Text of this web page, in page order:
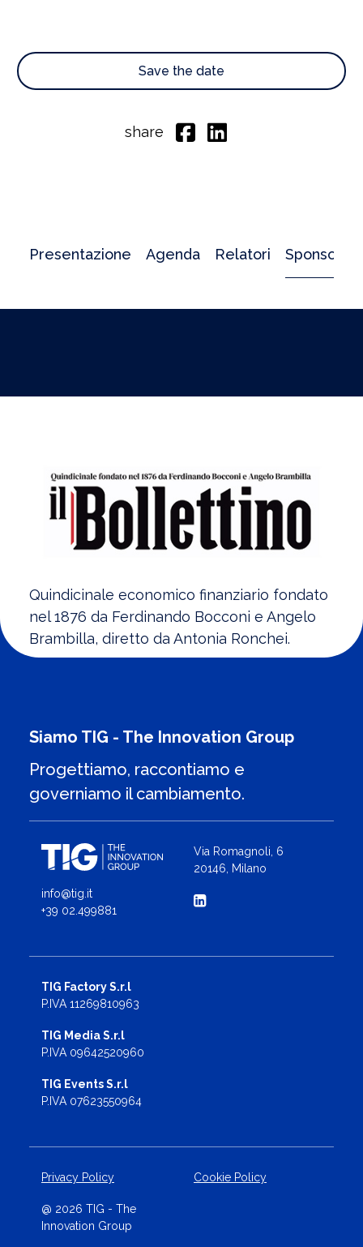
Save the date
share
Presentazione Agenda Relatori Sponsor
Quindicinale economico finanziario fondato
nel 1876 da Ferdinando Bocconi e Angelo
Brambilla, diretto da Antonia Ronchei.
Siamo TIG - The Innovation Group
Progettiamo, raccontiamo e
governiamo il cambiamento.
info@tig.it
+39 02.499881
Via Romagnoli, 6
20146, Milano
TIG Factory S.r.l
P.IVA 11269810963
TIG Media S.r.l
P.IVA 09642520960
TIG Events S.r.l
P.IVA 07623550964
Privacy Policy Cookie Policy
@ 2026 TIG - The
Innovation Group